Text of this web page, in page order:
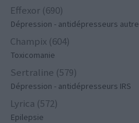
Effexor (690)
Dépression - antidépresseurs autre
Champix (604)
Toxicomanie
Sertraline (579)
Dépression - antidépresseurs IRS
Lyrica (572)
Epilepsie